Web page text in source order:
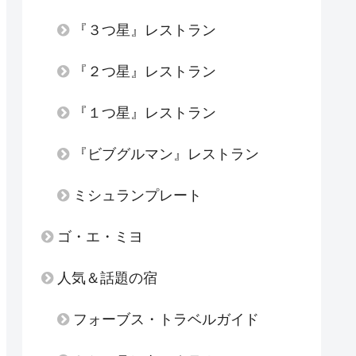
『３つ星』レストラン
『２つ星』レストラン
『１つ星』レストラン
『ビブグルマン』レストラン
ミシュランプレート
ゴ・エ・ミヨ
人気＆話題の宿
フォーブス・トラベルガイド